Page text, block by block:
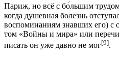
Париж, но всё с бо́льшим
когда душевная болезнь
воспоминаниям знавших его) с
том «Войны и мира» или
писать он уже давно не мог[9].